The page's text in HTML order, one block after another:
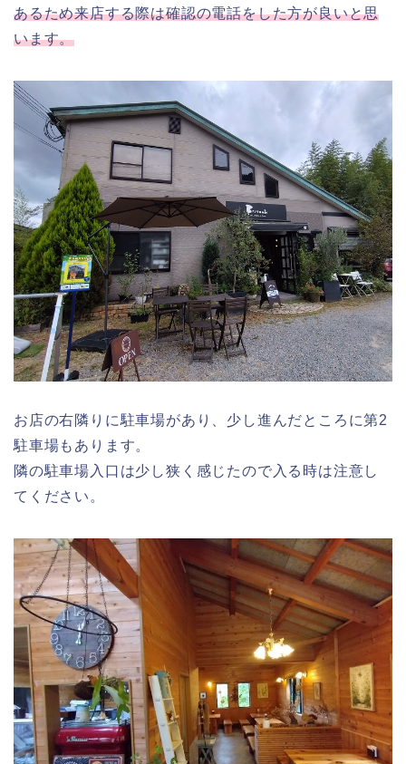
あるため来店する際は確認の電話をした方が良いと思
います。
お店の右隣りに駐車場があり、少し進んだところに第2
駐車場もあります。
隣の駐車場入口は少し狭く感じたので入る時は注意し
てください。